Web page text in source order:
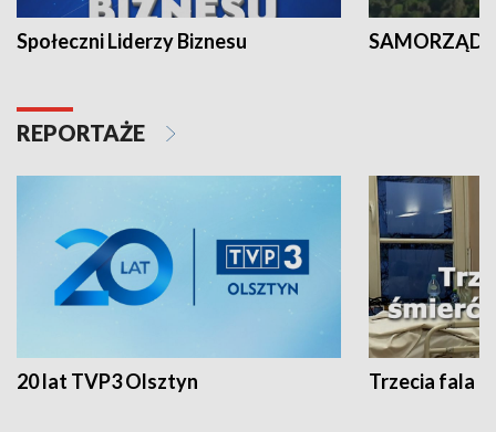
Społeczni Liderzy Biznesu SAMORZĄD
REPORTAŻE
20 lat TVP3 Olsztyn Trzecia fala -